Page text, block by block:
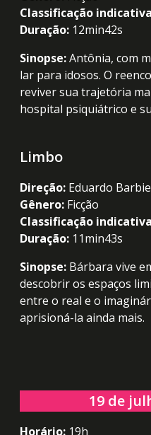
Classificação
Duração: 12min42s
Sinopse:Antônia, com
lar para idosos. O
reviver sua trajetória
hospital psiquiátrico e
Limbo
Direção: Eduardo
Gênero: Ficção
Classificação
Duração: 11min43s
Sinopse: Bárbara vive
descobrir os espaços
entre o real e o
aprisioná-la ainda mais.
19 de
Horário: 19h